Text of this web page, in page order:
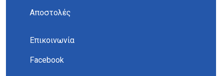
Αποστολές
Επικοινωνία
Facebook